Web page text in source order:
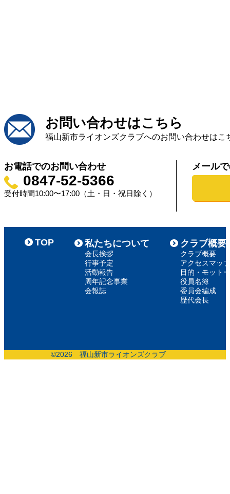
お問い合わせはこちら
福山新市ライオンズクラブへのお問い合わせはこ
お電話でのお問い合わせ
0847-52-5366
受付時間10:00〜17:00（土・日・祝日除く）
メール
TOP 私たちについて
会長挨拶
行事予定
活動報告
周年記念事業
会報誌
クラブ概要
クラブ概要
アクセスマップ
目的・モットー
役員名簿
委員会編成
歴代会長
©2026 福山新市ライオンズクラブ